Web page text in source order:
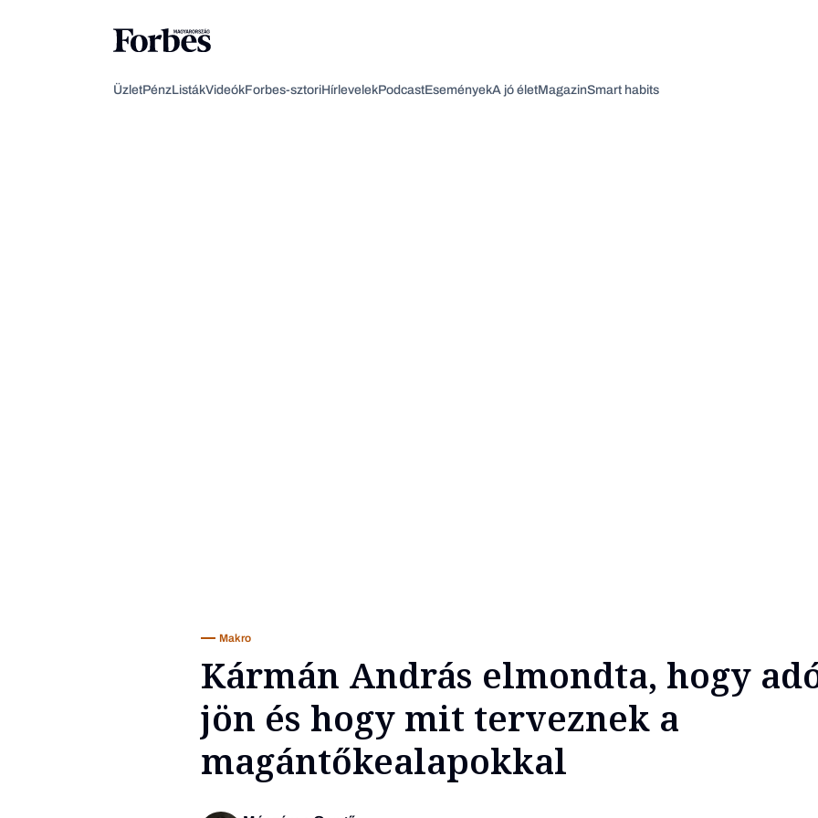
ÜzletPénzListákVideókForbes-sztoriHírlevelekPodcastEseményekA jó életMagazinSmart habits
Makro
Kármán András elmondta, hogy
jön és hogy mit terveznek a
magántőkealapokkal